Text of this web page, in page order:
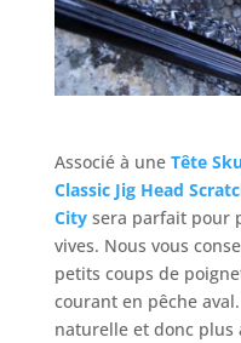
Associé à une Tête
Classic Jig Head
City sera parfait pour
vives. Nous vous
petits coups de
courant en pêche
naturelle et donc plus